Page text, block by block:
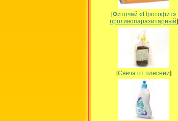
[Фиточай «Протофит»
противопаразитарный]
[Свеча от плесени]